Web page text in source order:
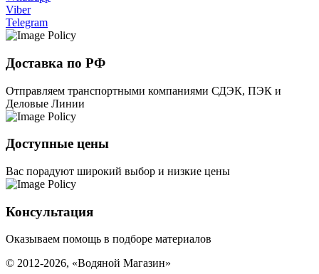
Viber
Telegram
Доставка по РФ
Отправляем транспортными компаниями СДЭК, ПЭК и
Деловые Линии
Доступные цены
Вас порадуют широкий выбор и низкие цены
Консультация
Оказываем помощь в подборе материалов
© 2012-2026, «Водяной Магазин»